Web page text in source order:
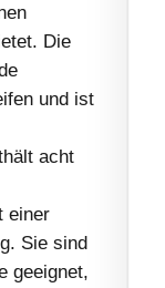
Die
und ist
acht
einer
Sie sind
geeignet,